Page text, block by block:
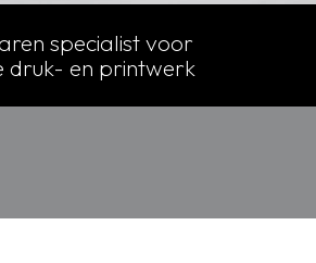
specialist voor
druk- en printwerk